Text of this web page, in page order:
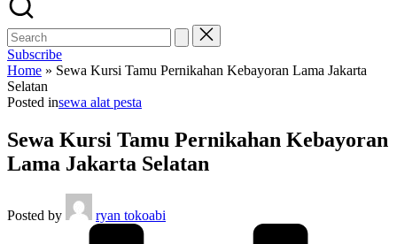
Subscribe
Home » Sewa Kursi Tamu Pernikahan Kebayoran Lama Jakarta
Selatan
Posted insewa alat pesta
Sewa Kursi Tamu Pernikahan Kebayoran
Lama Jakarta Selatan
Posted by ryan tokoabi